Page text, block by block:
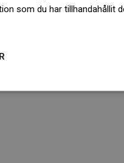
som du har tillhandahållit